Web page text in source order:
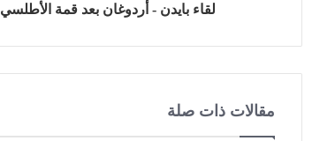
لقاء بايدن - أردوغان بعد قمة الأطلسي
مقالات ذات صلة